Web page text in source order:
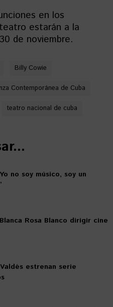
en los
estarán a la
de noviembre.
Billy Cowie
Contemporánea de Cuba
teatro nacional de cuba
no soy músico, soy un
Rosa Blanco dirigir cine
estrenan serie